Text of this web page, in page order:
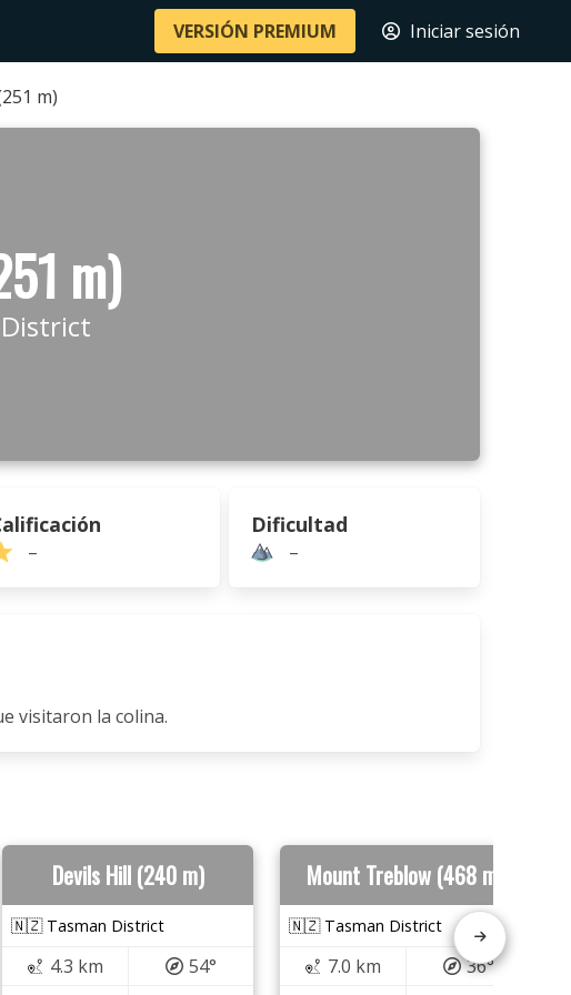
VERSIÓN PREMIUM Iniciar sesión
m)
m)
–
Dificultad
–
visitaron la colina.
Devils Hill (240 m)
🇳🇿 Tasman District
4.3 km
54°
Mount Treblow (468 m)
🇳🇿 Tasman District
7.0 km
36°